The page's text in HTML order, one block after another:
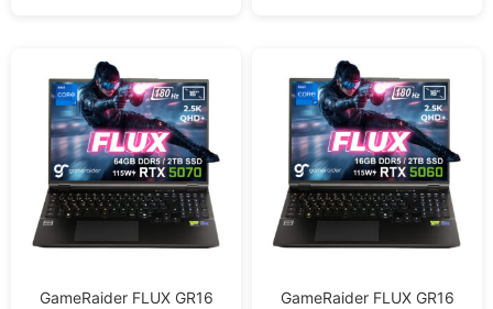
GameRaider FLUX GR16
GameRaider FLUX GR16